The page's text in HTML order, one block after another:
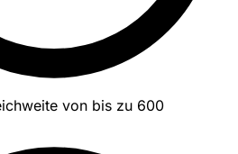
von bis zu 600